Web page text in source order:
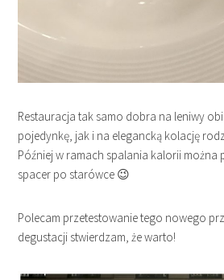
Restauracja tak samo dobra na leniwy
pojedynkę, jak i na elegancką kolację
Później w ramach spalania kalorii można
spacer po starówce 😉
Polecam przetestowanie tego nowego
degustacji stwierdzam, że warto!